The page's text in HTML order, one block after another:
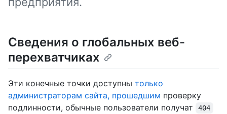
Сведения о глобальных веб-
перехватчиках
Эти конечные точки доступны только
администраторам сайта, прошедшим проверку
подлинности, обычные пользователи получат
404